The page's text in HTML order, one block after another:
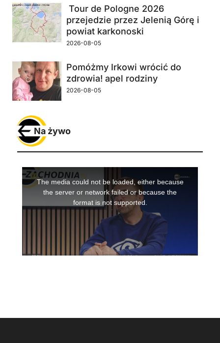
Tour de Pologne 2026
przejedzie przez Jelenią Górę i
powiat karkonoski
2026-08-05
Pomóżmy Irkowi wrócić do
zdrowia! apel rodziny
2026-08-05
Na żywo